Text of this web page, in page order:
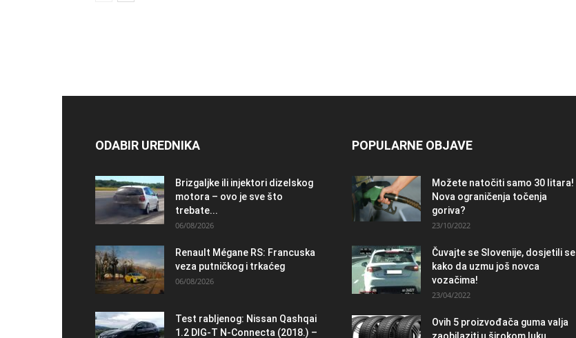
ODABIR UREDNIKA
Brizgaljke ili injektori dizelskog
motora – ovo je sve što
trebate...
06/08/2026
Renault Mégane RS: Francuska
veza putničkog i trkaćeg
06/08/2026
Test rabljenog: Nissan Qashqai
1.2 DIG-T N-Connecta (2018.) –
POPULARNE OBJAVE
Možete natočiti samo 30 litara!
Nova ograničenja točenja
goriva?
23/10/2022
Čuvajte se Slovenije, dosjetili se
kako da uzmu još novca
vozačima!
23/04/2022
Ovih 5 proizvođača guma valja
zaobilaziti u širokom luku